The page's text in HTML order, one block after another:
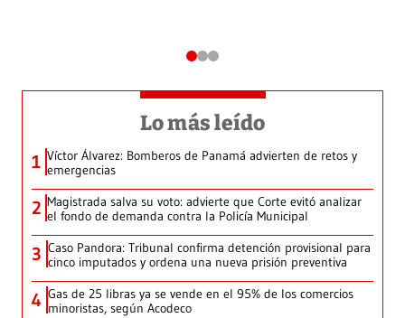
Lo más leído
1 Víctor Álvarez: Bomberos de Panamá advierten de retos y
emergencias
2 Magistrada salva su voto: advierte que Corte evitó analizar
el fondo de demanda contra la Policía Municipal
3 Caso Pandora: Tribunal confirma detención provisional para
cinco imputados y ordena una nueva prisión preventiva
4 Gas de 25 libras ya se vende en el 95% de los comercios
minoristas, según Acodeco